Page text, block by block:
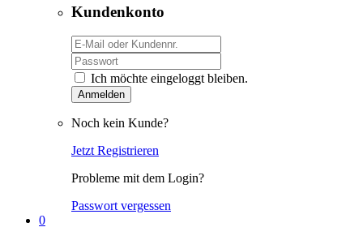
Kundenkonto
Ich möchte eingeloggt bleiben.
Anmelden
Noch kein Kunde?
Jetzt Registrieren
Probleme mit dem Login?
Passwort vergessen
0